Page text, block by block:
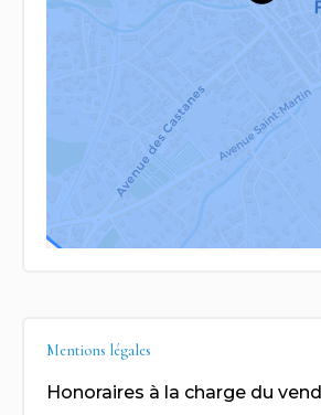
Mentions légales
Honoraires à la charge du